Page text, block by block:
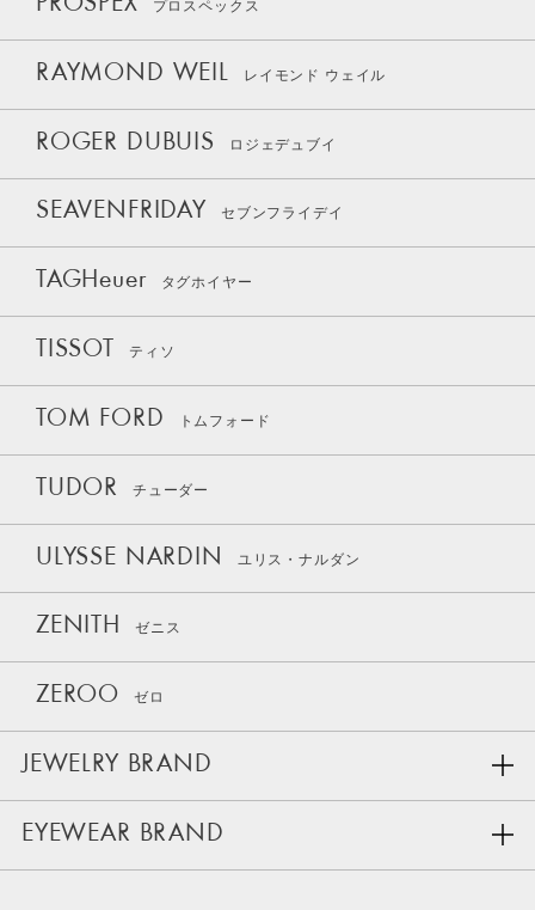
プロスペックス
RAYMOND WEIL レイモンド ウェイル
ROGER DUBUIS ロジェデュブイ
SEAVENFRIDAY セブンフライデイ
TAGHeuer タグホイヤー
TISSOT ティソ
TOM FORD トムフォード
TUDOR チューダー
ULYSSE NARDIN ユリス・ナルダン
ZENITH ゼニス
ZEROO ゼロ
JEWELRY BRAND
EYEWEAR BRAND